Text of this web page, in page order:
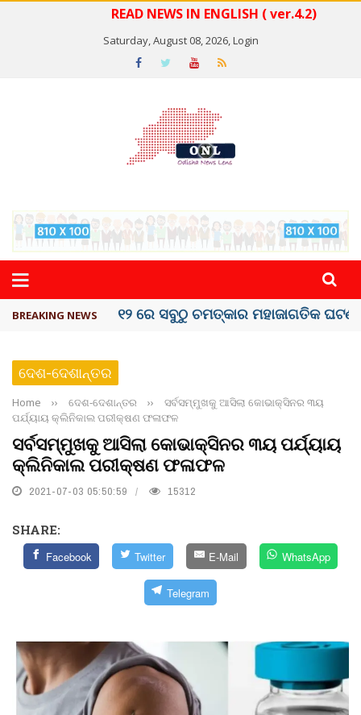
READ NEWS IN ENGLISH ( ver.4.2)
Saturday, August 08, 2026,Login
BREAKING NEWS କେରଳରେ ‘ରାଟ୍ ଫିଭର୍’ ଆତଙ୍କ, ୫୮ ମୃତ
ଦେଶ-ଦେଶାନ୍ତର
Home ›› ଦେଶ-ଦେଶାନ୍ତର ››
ସର୍ବସମ୍ମୁଖକୁ ଆସିଲା କୋଭାକ୍ସିନର ୩ୟ
ପର୍ଯ୍ୟାୟ କ୍ଲିନିକାଲ ପରୀକ୍ଷଣ ଫଳାଫଳ
ସର୍ବସମ୍ମୁଖକୁ ଆସିଲା କୋଭାକ୍ସିନର ୩ୟ ପର୍ଯ୍ୟାୟ
କ୍ଲିନିକାଲ ପରୀକ୍ଷଣ ଫଳାଫଳ
2021-07-03 05:50:59 15312
SHARE:
Facebook Twitter E-Mail WhatsApp
Telegram